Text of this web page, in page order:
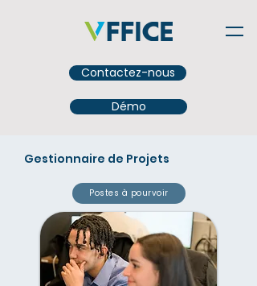
Contactez-nous
Démo
Gestionnaire de Projets
Postes à pourvoir